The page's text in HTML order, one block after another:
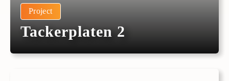
Project
Tackerplaten 2